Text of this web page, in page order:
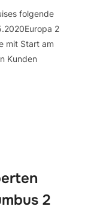
folgende
2
mit Start am
Kunden
2